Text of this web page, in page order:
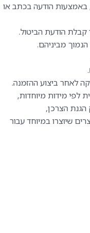
לחוק הגנת הצרכן, תשמ"א–1981, באמצעות הודעה בכתב או
לאחר ביצוע ההזמנה.
לפי מידות מיוחדות,
הגנת הצרכן,
שיוצרו במיוחד עבור